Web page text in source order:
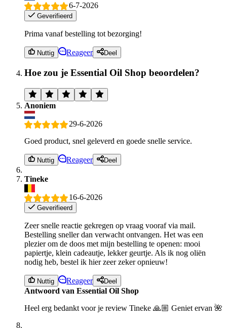
6-7-2026
Geverifieerd
Prima vanaf bestelling tot bezorging!
Nuttig Reageer Deel
Hoe zou je Essential Oil Shop beoordelen?
Anoniem
29-6-2026
Goed product, snel geleverd en goede snelle service.
Nuttig Reageer Deel
Tineke
16-6-2026
Geverifieerd
Zeer snelle reactie gekregen op vraag vooraf via mail.
Bestelling sneller dan verwacht ontvangen. Het was een
plezier om de doos met mijn bestelling te openen: mooi
papiertje, klein cadeautje, lekker geurtje. Als ik nog oliën
nodig heb, bestel ik hier zeer zeker opnieuw!
Nuttig Reageer Deel
Antwoord van Essential Oil Shop
Heel erg bedankt voor je review Tineke 🙏🏼 Geniet ervan 🌺